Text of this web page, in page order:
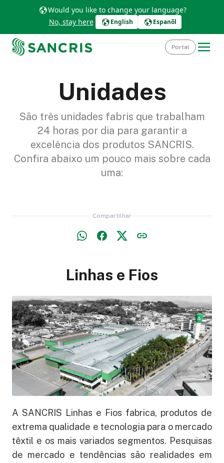
Would you like to change your language?
No, stay here
English Espanõl
Portal
Unidades
São três unidades fabris que trabalham
24 horas por dia para garantir a
excelência dos produtos SANCRIS.
Confira abaixo um pouco mais sobre cada
uma:
Compartilhar
Linhas e Fios
A SANCRIS Linhas e Fios fabrica, produtos de
extrema qualidade e tecnologia para o mercado
têxtil e os mais variados segmentos. Pesquisas
de mercado e tendências são realidades em